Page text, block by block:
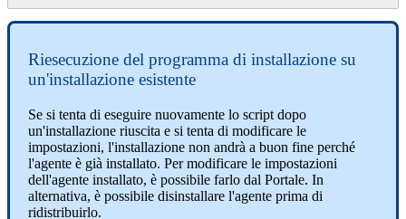
Riesecuzione del programma di installazione su
un'installazione esistente
Se si tenta di eseguire nuovamente lo script dopo
un'installazione riuscita e si tenta di modificare le
impostazioni, l'installazione non andrà a buon fine perché
l'agente è già installato. Per modificare le impostazioni
dell'agente installato, è possibile farlo dal Portale. In
alternativa, è possibile disinstallare l'agente prima di
ridistribuirlo.